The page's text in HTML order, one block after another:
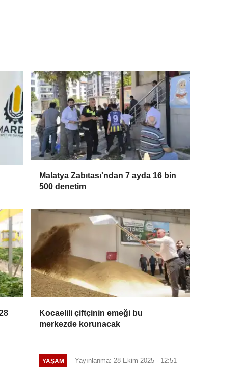
Malatya Zabıtası'ndan 7 ayda 16 bin
500 denetim
Kocaelili çiftçinin emeği bu
merkezde korunacak
YAŞAM Yayınlanma: 28 Ekim 2025 - 12:51